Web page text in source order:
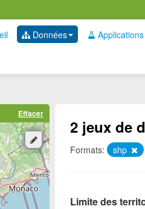
Données Applications
2 jeux de
Formats: shp
Limite des
Effacer